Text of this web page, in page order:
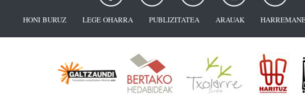
HONI BURUZ LEGE OHARRA PUBLIZITATEA ARAUAK